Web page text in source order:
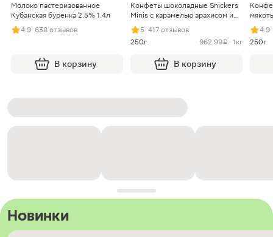
Молоко пастеризованное
Кубанская буренка 2.5% 1.4л
4.9· 638 отзывов
В корзину
Конфеты шоколадные Snickers
Minis с карамелью арахисом и
нугой
5· 417 отзывов
250г
962.99 ₽ · 1кг
В корзину
4.9
250г
Новинки